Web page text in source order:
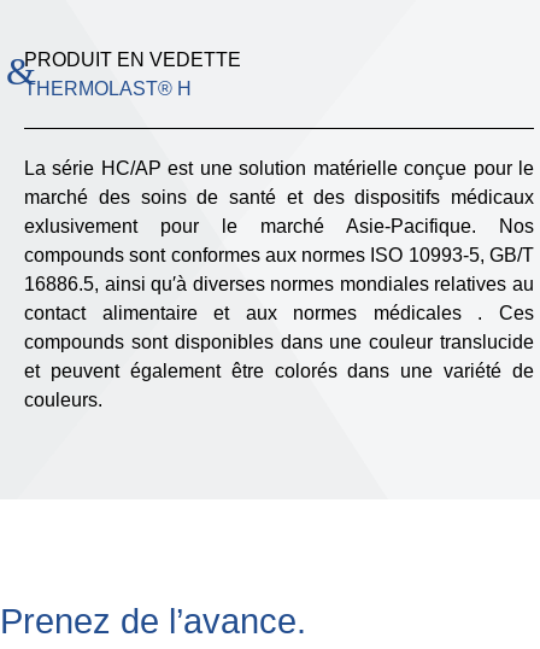
PRODUIT EN VEDETTE
THERMOLAST® H
La série HC/AP est une solution matérielle conçue pour le
marché des soins de santé et des dispositifs médicaux
exlusivement pour le marché Asie-Pacifique. Nos
compounds sont conformes aux normes ISO 10993-5, GB/T
16886.5, ainsi qu′à diverses normes mondiales relatives au
contact alimentaire et aux normes médicales . Ces
compounds sont disponibles dans une couleur translucide
et peuvent également être colorés dans une variété de
couleurs.
Prenez de l’avance.